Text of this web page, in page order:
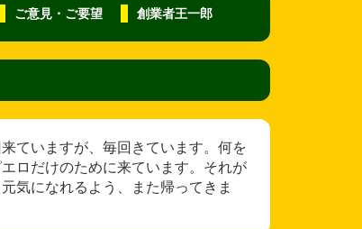
ご意見・ご要望 創業者王一郎
ていますが、毎回きています。何を
ロだけのために来ています。それが
気になれるよう、また帰ってきま